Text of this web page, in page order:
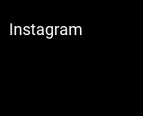
Instagram